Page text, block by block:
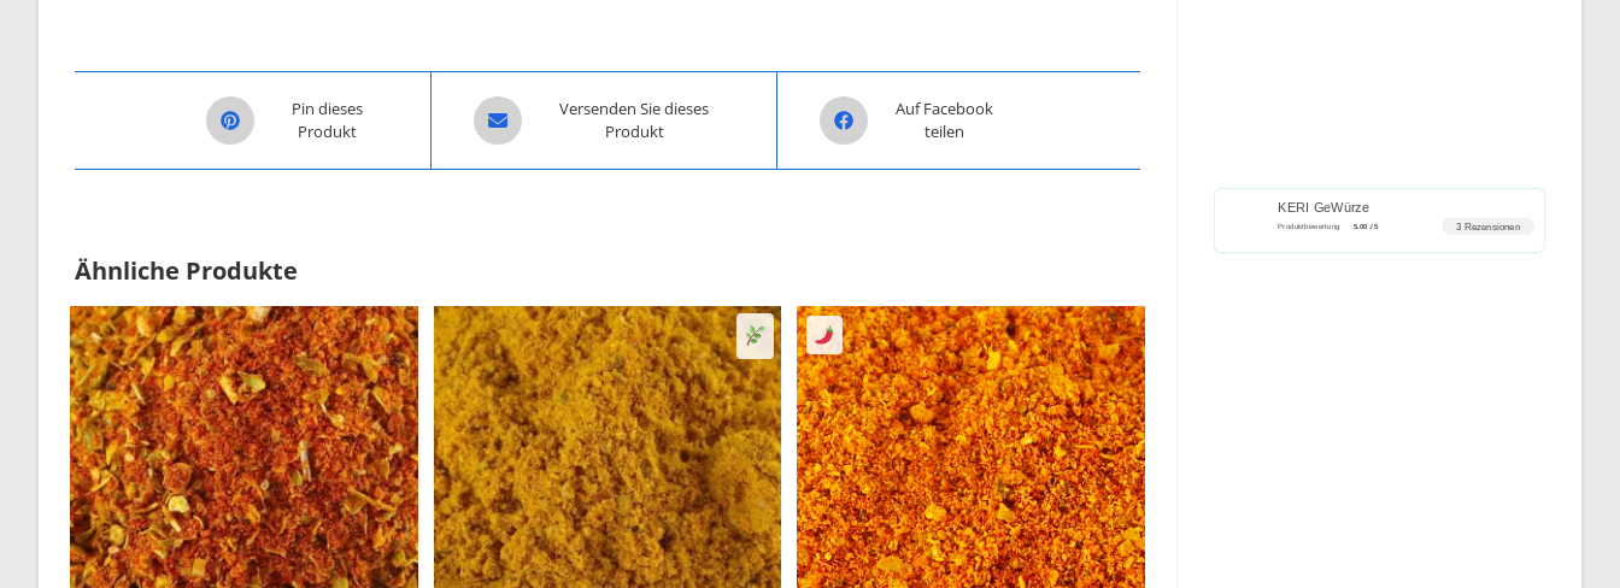
Opens in a new window
Pin dieses
Produkt
Opens in a new window
Versenden Sie dieses
Produkt
Opens in a new window
Auf Facebook
teilen
Ähnliche Produkte
Senf
KERI GeWürze
Produktbewertung 5.00 / 5 3 Rezensionen